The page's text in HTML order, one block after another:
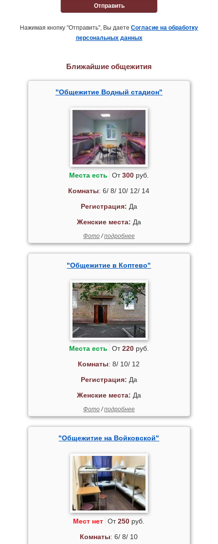
Отправить
Нажимая кнопку "Отправить", Вы даете Согласие на обработку
персональных данных
Ближайшие общежития
"Общежитие Водный стадион"
Места есть От300руб.
Комнаты: 6/ 8/ 10/ 12/ 14
Регистрация: Да
Женские места: Да
Фото/подробнее
"Общежитие в Коптево"
Места есть От220руб.
Комнаты: 8/ 10/ 12
Регистрация: Да
Женские места: Да
Фото/подробнее
"Общежитие на Войковской"
Мест нет От250 руб.
Комнаты: 6/ 8/ 10